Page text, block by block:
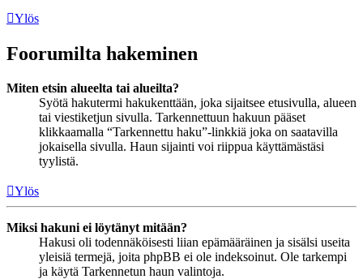
Ylös
Foorumilta hakeminen
Miten etsin alueelta tai alueilta?
Syötä hakutermi hakukenttään, joka sijaitsee etusivulla, alueen
tai viestiketjun sivulla. Tarkennettuun hakuun pääset
klikkaamalla “Tarkennettu haku”-linkkiä joka on saatavilla
jokaisella sivulla. Haun sijainti voi riippua käyttämästäsi
tyylistä.
Ylös
Miksi hakuni ei löytänyt mitään?
Hakusi oli todennäköisesti liian epämääräinen ja sisälsi useita
yleisiä termejä, joita phpBB ei ole indeksoinut. Ole tarkempi
ja käytä Tarkennetun haun valintoja.